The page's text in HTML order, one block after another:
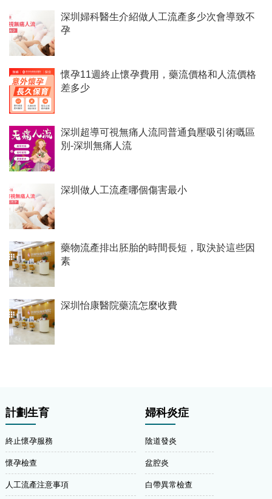
深圳婦科醫生介紹做人工流產多少次會導致不
孕
懷孕11週終止懷孕費用，藥流價格和人流價格
差多少
深圳超導可視無痛人流同普通負壓吸引術嘅區
別-深圳無痛人流
深圳做人工流產哪個傷害最小
藥物流產排出胚胎的時間長短，取決於這些因
素
深圳怡康醫院藥流怎麼收費
計劃生育
終止懷孕服務
懷孕檢查
人工流產注意事項
婦科炎症
陰道發炎
盆腔炎
白帶異常檢查